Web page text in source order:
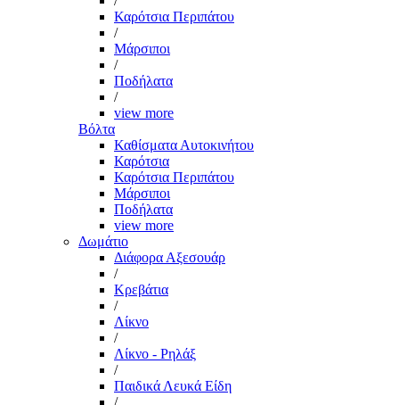
Καρότσια Περιπάτου
/
Μάρσιποι
/
Ποδήλατα
/
view more
Βόλτα
Καθίσματα Αυτοκινήτου
Καρότσια
Καρότσια Περιπάτου
Μάρσιποι
Ποδήλατα
view more
Δωμάτιο
Διάφορα Αξεσουάρ
/
Κρεβάτια
/
Λίκνο
/
Λίκνο - Ρηλάξ
/
Παιδικά Λευκά Είδη
/